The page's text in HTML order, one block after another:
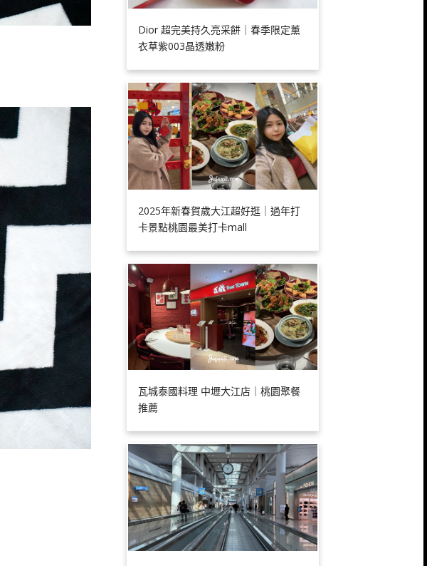
Dior 超完美持久亮采餅｜春季限定薰
衣草紫003晶透嫩粉
2025年新春賀歲大江超好逛｜過年打
卡景點桃園最美打卡mall
瓦城泰國料理 中壢大江店｜桃園聚餐
推薦